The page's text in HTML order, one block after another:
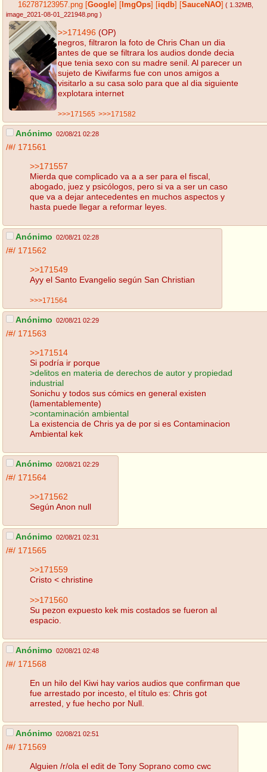
162787123957.png Google ImgOps iqdb SauceNAO ( 1.32MB
image_2021-08-01_221948.png )
>>171496 (OP)
negros, filtraron la foto de Chris Chan un dia
antes de que se filtrara los audios donde decia
que tenia sexo con su madre senil. Al parecer un
sujeto de Kiwifarms fue con unos amigos a
visitarlo a su casa solo para que al dia siguiente
explotara internet
>>>171565 >>>171582
Anónimo 02/08/21 02:28
/#/ 171561
>>171557
Mierda que complicado va a a ser para el fiscal,
abogado, juez y psicólogos, pero si va a ser un caso
que va a dejar antecedentes en muchos aspectos y
hasta puede llegar a reformar leyes.
Anónimo 02/08/21 02:28
/#/ 171562
>>171549
Ayy el Santo Evangelio según San Christian
>>>171564
Anónimo 02/08/21 02:29
/#/ 171563
>>171514
Si podría ir porque
>delitos en materia de derechos de autor y propiedad
industrial
Sonichu y todos sus cómics en general existen
(lamentablemente)
>contaminación ambiental
La existencia de Chris ya de por si es Contaminacion
Ambiental kek
Anónimo 02/08/21 02:29
/#/ 171564
>>171562
Según Anon null
Anónimo 02/08/21 02:31
/#/ 171565
>>171559
Cristo < christine
>>171560
Su pezon expuesto kek mis costados se fueron al
espacio.
Anónimo 02/08/21 02:48
/#/ 171568
En un hilo del Kiwi hay varios audios que confirman que
fue arrestado por incesto, el título es: Chris got
arrested, y fue hecho por Null.
Anónimo 02/08/21 02:51
/#/ 171569
Alguien /r/ola el edit de Tony Soprano como cwc